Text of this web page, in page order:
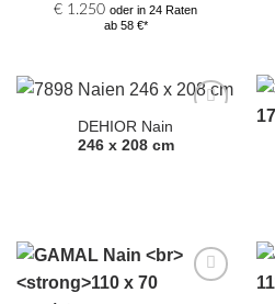
€ 1.250 oder in 24 Raten
ab 58 €*
Auswahl
DEHIOR Nain
246 x 208 cm